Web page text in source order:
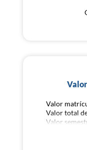
Valor
Valor total
Valor